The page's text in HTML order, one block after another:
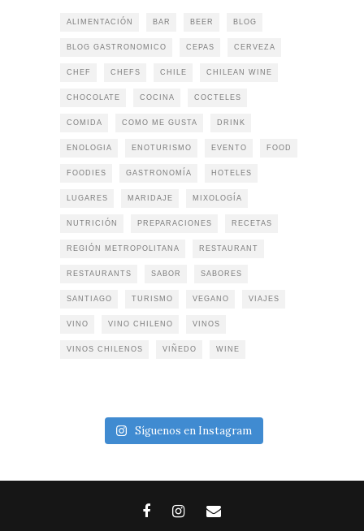
ALIMENTACIÓN BAR BEER BLOG
BLOG GASTRONOMICO CEPAS CERVEZA
CHEF CHEFS CHILE CHILEAN WINE
CHOCOLATE COCINA COCTELES
COMIDA COMO ME GUSTA DRINK
ENOLOGIA ENOTURISMO EVENTO FOOD
FOODIES GASTRONOMÍA HOTELES
LUGARES MARIDAJE MIXOLOGÍA
NUTRICIÓN PREPARACIONES RECETAS
REGIÓN METROPOLITANA RESTAURANT
RESTAURANTS SABOR SABORES
SANTIAGO TURISMO VEGANO VIAJES
VINO VINO CHILENO VINOS
VINOS CHILENOS VIÑEDO WINE
Síguenos en Instagram